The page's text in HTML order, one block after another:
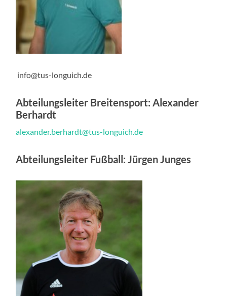
info@tus-longuich.de
Abteilungsleiter Breitensport:Alexander
Berhardt
alexander.berhardt@tus-longuich.de
Abteilungsleiter Fußball : Jürgen Junges